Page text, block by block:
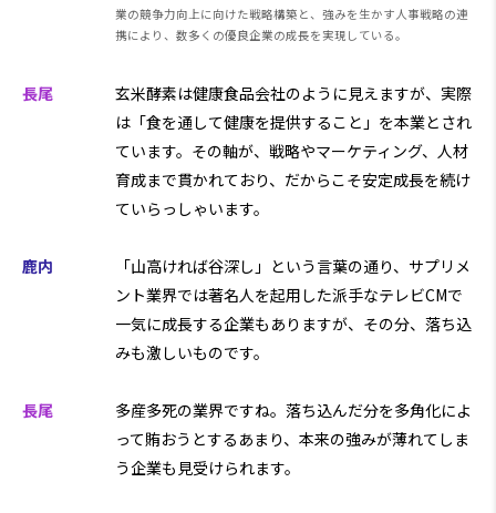
業の競争力向上に向けた戦略構築と、強みを生かす人事戦略の連
携により、数多くの優良企業の成長を実現している。
長尾
玄米酵素は健康食品会社のように見えますが、実際
は「食を通して健康を提供すること」を本業とされ
ています。その軸が、戦略やマーケティング、人材
育成まで貫かれており、だからこそ安定成長を続け
ていらっしゃいます。
鹿内
「山高ければ谷深し」という言葉の通り、サプリメ
ント業界では著名人を起用した派手なテレビCMで
一気に成長する企業もありますが、その分、落ち込
みも激しいものです。
長尾
多産多死の業界ですね。落ち込んだ分を多角化によ
って賄おうとするあまり、本来の強みが薄れてしま
う企業も見受けられます。